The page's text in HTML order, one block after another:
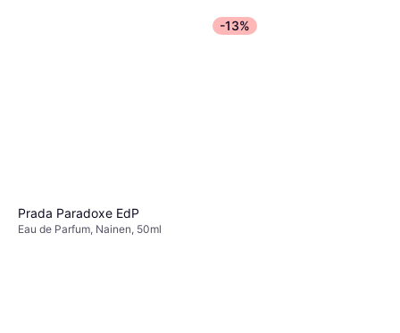
Prada Paradoxe EdP
Eau de Parfum, Nainen, 50ml
-13%